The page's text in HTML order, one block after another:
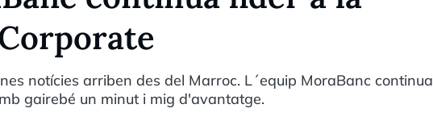
notícies arriben des del Marroc. L´equip MoraBanc
gairebé un minut i mig d'avantatge.